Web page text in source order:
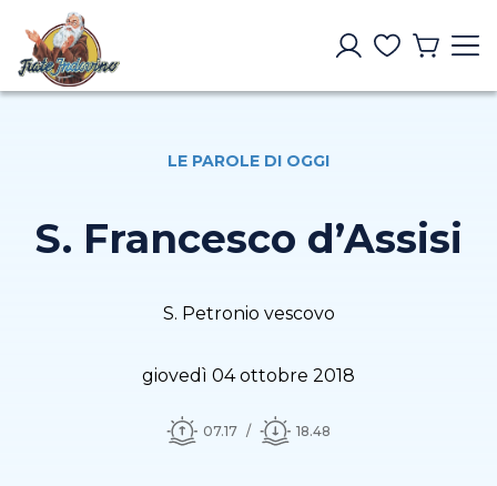
LE PAROLE DI OGGI
S. Francesco d’Assisi
S. Petronio vescovo
giovedì 04 ottobre 2018
07.17 18.48